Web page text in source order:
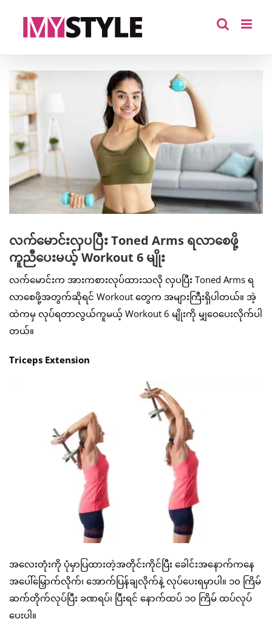
View
Larger
Image
လက်မောင်းလှပပြီး Toned Arms ရလာစေဖို့
ကူညီပေးမယ့် Workout 6 မျိုး
လက်မောင်းက အားကစားလုပ်ထားသလို လှပပြီး Toned Arms ရ
လာစေဖို့အတွက်ဆိုရင် Workout တွေက အများကြီးရှိပါတယ်။ အဲ့
ထဲကမှ လုပ်ရတာလွယ်ကူမယ့် Workout 6 မျိုးကို မျှဝေပေးလိုက်ပါ
တယ်။
Triceps Extension
အလေးတုံးကို ပုံမှာပြထားတဲ့အတိုင်းကိုင်ပြီး ခေါင်းအနောက်ကနေ
အပေါ်မြှောက်လိုက်၊ အောက်ပြန်ချလိုက်နဲ့ လုပ်ပေးရမှာပါ။ ၁၀ ကြိမ်
ဆက်တိုက်လုပ်ပြီး ခဏရပ်၊ ပြီးရင် နောက်ထပ် ၁၀ ကြိမ် ထပ်လုပ်
ပေးပါ။